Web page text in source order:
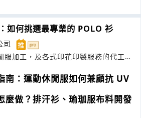
如何挑選最專業的 POLO 衫
司
服加工，及各式印花印製服務的代工廠
南：運動休閒服如何兼顧抗 UV
麼做？排汗衫、瑜珈服布料開發